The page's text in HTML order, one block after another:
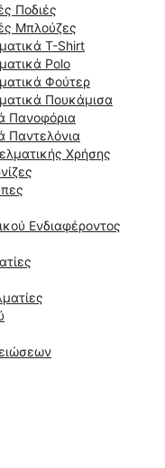
Ποδιές
Μπλούζες
T-Shirt
Polo
Φούτερ
Πουκάμισα
Πανοφόρια
Παντελόνια
Χρήσης
Ενδιαφέροντος